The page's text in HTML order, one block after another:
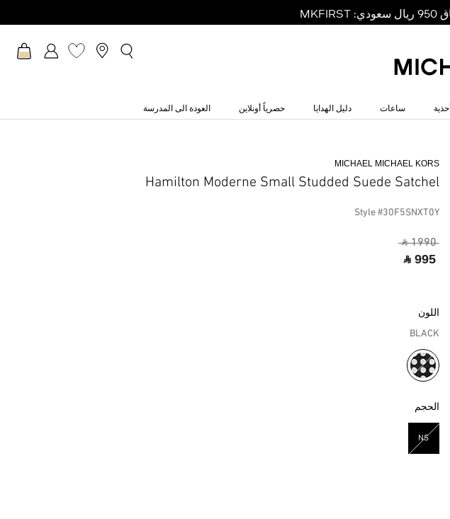
أحذية ساعات دليل الهدايا حصرياً أونلاين العودة الى المدرسة
MICHAEL MICHAEL KORS
Hamilton Moderne Small Studded Suede Satchel
Style #30F5SNXT0Y
‎ ⃁ 1990 ‎
‎ ⃁ 995 ‎
اللون
BLACK
مختار
الحجم
NS
مختار